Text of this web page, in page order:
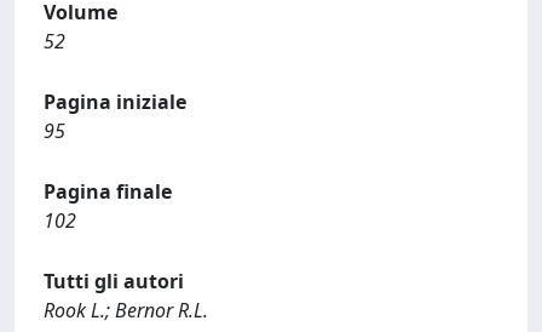
Volume
52
Pagina iniziale
95
Pagina finale
102
Tutti gli autori
Rook L.; Bernor R.L.